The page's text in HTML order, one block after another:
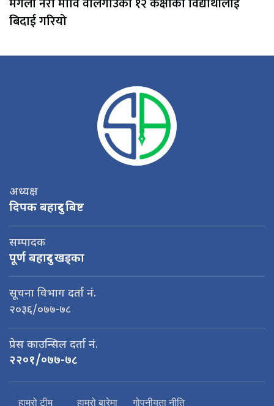
बिदाई गरियो
अध्यक्ष
दिपक बहादुर बिष्ट
सम्पादक
पूर्ण बहादुर खड्का
सूचना विभाग दर्ता नं.
२०३६/०७७-७८
प्रेस काउन्सिल दर्ता नं.
२२०१/०७७-७८
हाम्रो टीम हाम्रो बारेमा गोपनीयता नीति